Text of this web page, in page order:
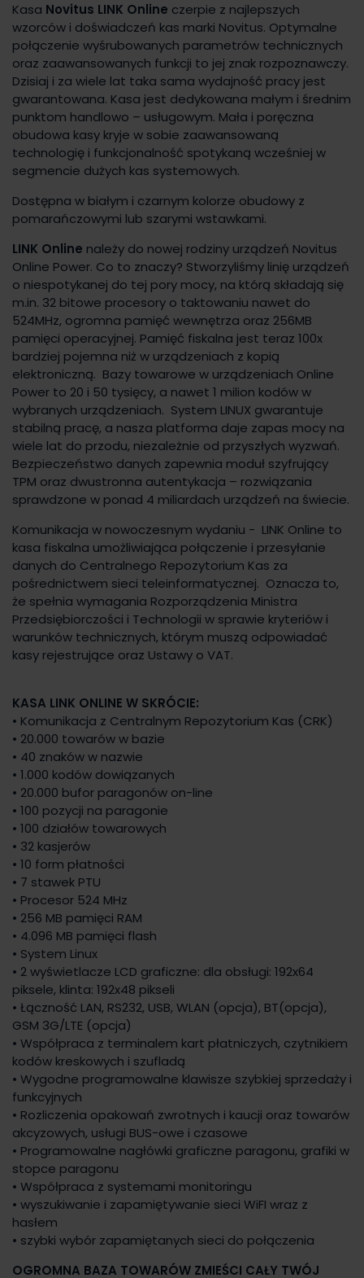
Kasa Novitus LINK Online czerpie z najlepszych
wzorców i doświadczeń kas marki Novitus. Optymalne
połączenie wyśrubowanych parametrów technicznych
oraz zaawansowanych funkcji to jej znak rozpoznawczy.
Dzisiaj i za wiele lat taka sama wydajność pracy jest
gwarantowana. Kasa jest dedykowana małym i średnim
punktom handlowo – usługowym. Mała i poręczna
obudowa kasy kryje w sobie zaawansowaną
technologię i funkcjonalność spotykaną wcześniej w
segmencie dużych kas systemowych.
Dostępna w białym i czarnym kolorze obudowy z
pomarańczowymi lub szarymi wstawkami.
LINK Online należy do nowej rodziny urządzeń Novitus
Online Power. Co to znaczy? Stworzyliśmy linię urządzeń
o niespotykanej do tej pory mocy, na którą składają się
m.in. 32 bitowe procesory o taktowaniu nawet do
524MHz, ogromna pamięć wewnętrza oraz 256MB
pamięci operacyjnej. Pamięć fiskalna jest teraz 100x
bardziej pojemna niż w urządzeniach z kopią
elektroniczną. Bazy towarowe w urządzeniach Online
Power to 20 i 50 tysięcy, a nawet 1 milion kodów w
wybranych urządzeniach. System LINUX gwarantuje
stabilną pracę, a nasza platforma daje zapas mocy na
wiele lat do przodu, niezależnie od przyszłych wyzwań.
Bezpieczeństwo danych zapewnia moduł szyfrujący
TPM oraz dwustronna autentykacja – rozwiązania
sprawdzone w ponad 4 miliardach urządzeń na świecie.
Komunikacja w nowoczesnym wydaniu - LINK Online to
kasa fiskalna umożliwiająca połączenie i przesyłanie
danych do Centralnego Repozytorium Kas za
pośrednictwem sieci teleinformatycznej. Oznacza to,
że spełnia wymagania Rozporządzenia Ministra
Przedsiębiorczości i Technologii w sprawie kryteriów i
warunków technicznych, którym muszą odpowiadać
kasy rejestrujące oraz Ustawy o VAT.
KASA LINK ONLINE W SKRÓCIE:
• Komunikacja z Centralnym Repozytorium Kas (CRK)
• 20.000 towarów w bazie
• 40 znaków w nazwie
• 1.000 kodów dowiązanych
• 20.000 bufor paragonów on-line
• 100 pozycji na paragonie
• 100 działów towarowych
• 32 kasjerów
• 10 form płatności
• 7 stawek PTU
• Procesor 524 MHz
• 256 MB pamięci RAM
• 4.096 MB pamięci flash
• System Linux
• 2 wyświetlacze LCD graficzne: dla obsługi: 192x64
piksele, klinta: 192x48 pikseli
• Łączność LAN, RS232, USB, WLAN (opcja), BT(opcja),
GSM 3G/LTE (opcja)
• Współpraca z terminalem kart płatniczych, czytnikiem
kodów kreskowych i szufladą
• Wygodne programowalne klawisze szybkiej sprzedaży i
funkcyjnych
• Rozliczenia opakowań zwrotnych i kaucji oraz towarów
akcyzowych, usługi BUS-owe i czasowe
• Programowalne nagłówki graficzne paragonu, grafiki w
stopce paragonu
• Współpraca z systemami monitoringu
• wyszukiwanie i zapamiętywanie sieci WiFI wraz z
hasłem
• szybki wybór zapamiętanych sieci do połączenia
OGROMNA BAZA TOWARÓW ZMIEŚCI CAŁY TWÓJ